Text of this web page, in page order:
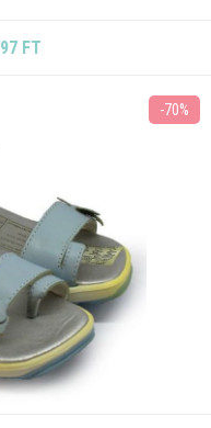
FT
-70%